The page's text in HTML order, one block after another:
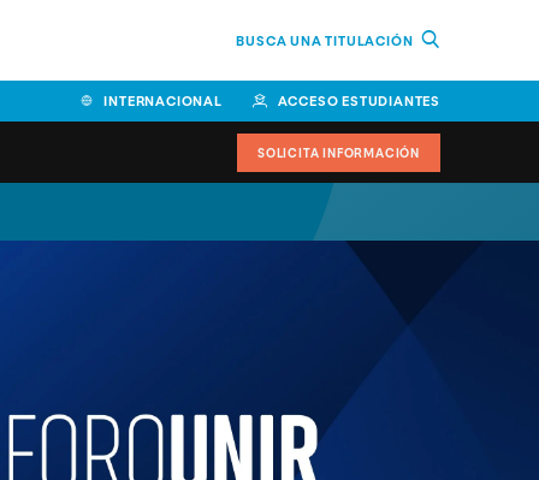
BUSCA UNA TITULACIÓN
INTERNACIONAL ACCESO ESTUDIANTES
Empresa
Escuela Superior de Ingeniería
SOLICITA INFORMACIÓN